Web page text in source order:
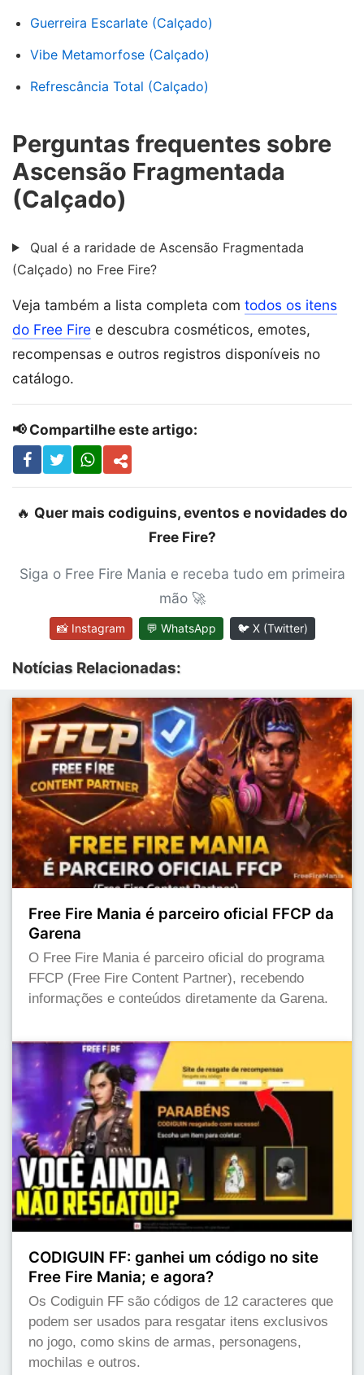
Guerreira Escarlate (Calçado)
Vibe Metamorfose (Calçado)
Refrescância Total (Calçado)
Perguntas frequentes sobre
Ascensão Fragmentada
(Calçado)
Qual é a raridade de Ascensão Fragmentada
(Calçado) no Free Fire?
Veja também a lista completa com todos os itens
do Free Fire e descubra cosméticos, emotes,
recompensas e outros registros disponíveis no
catálogo.
📢 Compartilhe este artigo:
🔥 Quer mais codiguins, eventos e novidades do
Free Fire?
Siga o Free Fire Mania e receba tudo em primeira
mão 🚀
📸 Instagram 💬 WhatsApp 🐦 X (Twitter)
Notícias Relacionadas:
Free Fire Mania é parceiro oficial FFCP da
Garena
O Free Fire Mania é parceiro oficial do programa
FFCP (Free Fire Content Partner), recebendo
informações e conteúdos diretamente da Garena.
CODIGUIN FF: ganhei um código no site
Free Fire Mania; e agora?
Os Codiguin FF são códigos de 12 caracteres que
podem ser usados para resgatar itens exclusivos
no jogo, como skins de armas, personagens,
mochilas e outros.